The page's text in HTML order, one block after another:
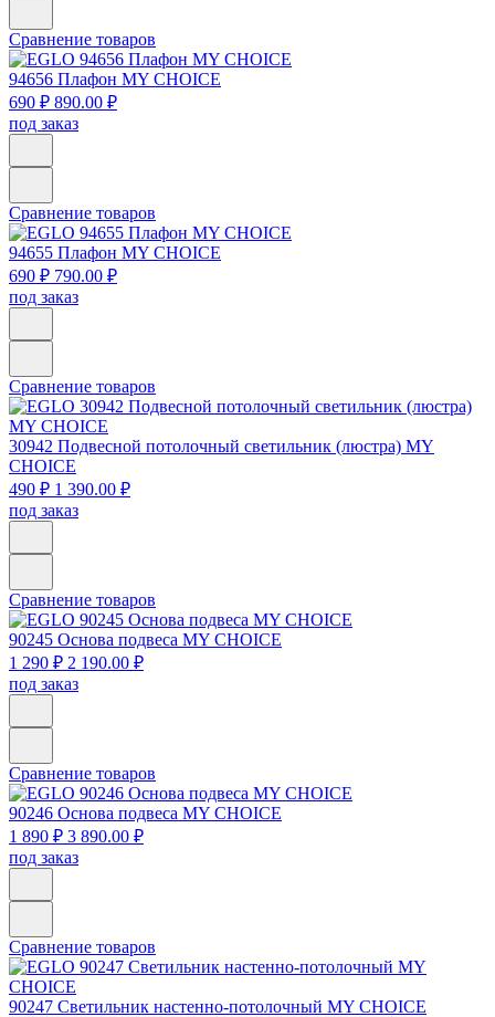
Сравнение товаров
94656 Плафон MY CHOICE
690 ₽ 890.00 ₽
под заказ
Сравнение товаров
94655 Плафон MY CHOICE
690 ₽ 790.00 ₽
под заказ
Сравнение товаров
30942 Подвесной потолочный светильник (люстра) MY
CHOICE
490 ₽ 1 390.00 ₽
под заказ
Сравнение товаров
90245 Основа подвеса MY CHOICE
1 290 ₽ 2 190.00 ₽
под заказ
Сравнение товаров
90246 Основа подвеса MY CHOICE
1 890 ₽ 3 890.00 ₽
под заказ
Сравнение товаров
90247 Светильник настенно-потолочный MY CHOICE